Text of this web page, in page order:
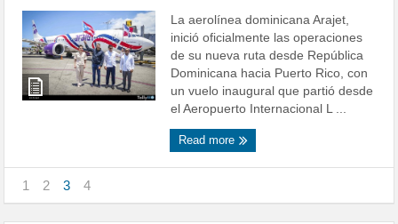
La aerolínea dominicana Arajet,
inició oficialmente las operaciones
de su nueva ruta desde República
Dominicana hacia Puerto Rico, con
un vuelo inaugural que partió desde
el Aeropuerto Internacional L ...
Read more
1 2 3 4